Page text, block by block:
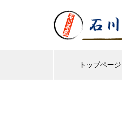
トップページ